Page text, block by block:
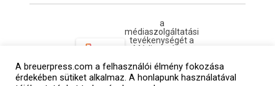
a
médiaszolgáltatási
tevékenységét a
Médiatanács a
Támogatási
Programja
keretében
A breuerpress.com a felhasználói élmény fokozása
érdekében sütiket alkalmaz. A honlapunk használatával